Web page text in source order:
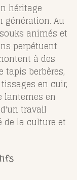
héritage
génération. Au
animés et
perpétuent
à des
tapis berbères,
en cuir,
lanternes en
travail
de la culture et